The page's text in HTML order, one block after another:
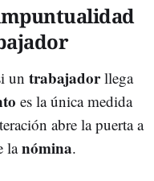
un trabajadorllega
es la única medida
abre la puerta a
lanómina.